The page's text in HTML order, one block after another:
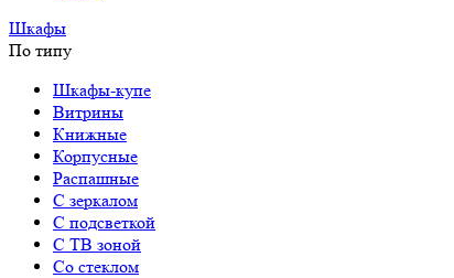
Шкафы
По типу
Шкафы-купе
Витрины
Книжные
Корпусные
Распашные
С зеркалом
С подсветкой
С ТВ зоной
Со стеклом